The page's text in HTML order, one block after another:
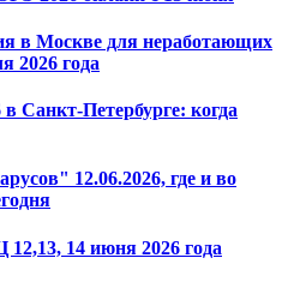
в Москве для неработающих
2026 года
Санкт-Петербурге: когда
12.06.2026, где и во
14 июня 2026 года